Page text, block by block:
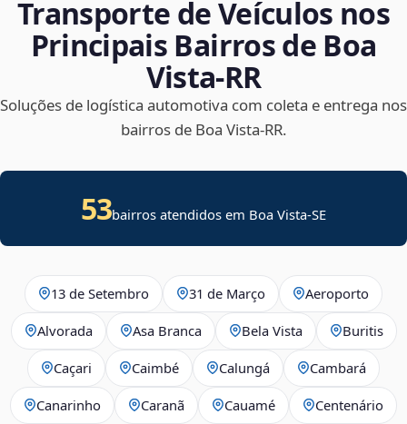
Transporte de Veículos nos
Principais Bairros de Boa
Vista‑RR
Soluções de logística automotiva com coleta e entrega nos
bairros de Boa Vista‑RR.
53bairros atendidos em Boa Vista-SE
13 de Setembro 31 de Março Aeroporto
Alvorada Asa Branca Bela Vista Buritis
Caçari Caimbé Calungá Cambará
Canarinho Caranã Cauamé Centenário